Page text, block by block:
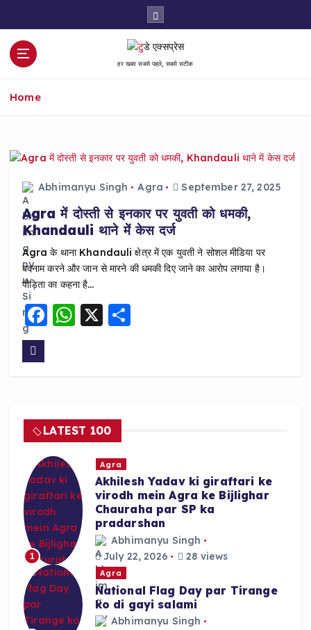
हर खबर सबसे पहले, सबसे सटीक
Home
Abhimanyu Singh Agra September 27, 2025
Agra में दोस्ती से इनकार पर युवती को धमकी,
Khandauli थाने में केस दर्ज
Agra के थाना Khandauli क्षेत्र में एक युवती ने सोशल मीडिया पर
बदनाम करने और जान से मारने की धमकी दिए जाने का आरोप लगाया है।
पीड़िता का कहना है…
F
o
o
k
W
p
p
X S
LATEST 100
1
Agra
Akhilesh Yadav ki giraftari ke
virodh mein Agra ke Bijlighar
Chauraha par SP ka
pradarshan
Abhimanyu Singh
July 22, 2026
28 views
Agra
National Flag Day par Tirange
ko di gayi salami
Abhimanyu Singh